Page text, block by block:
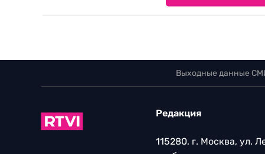
Выходные данные
Редакция
115280, г. Москва, ул.